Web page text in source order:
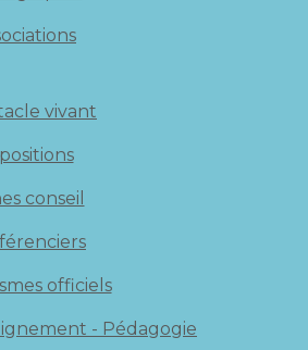
vivant
conseil
officiels
- Pédagogie